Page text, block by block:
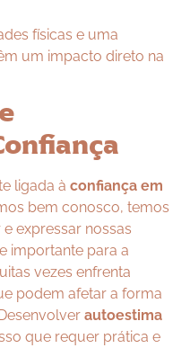
físicas e uma
um impacto direto na
ligada à confiança em
bem conosco, temos
expressar nossas
importante para a
vezes enfrenta
podem afetar a forma
autoestima
que requer prática e